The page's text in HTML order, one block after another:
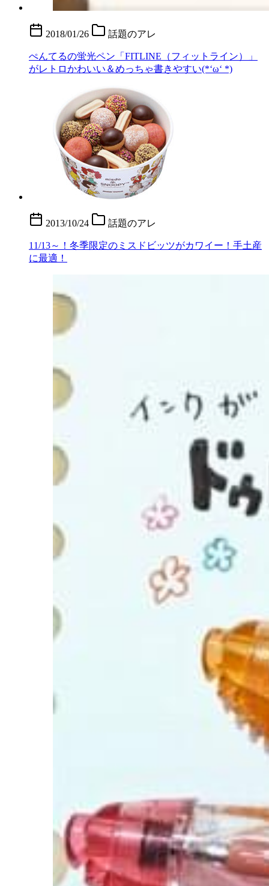
2018/01/26 話題のアレ
ぺんてるの蛍光ペン「FITLINE（フィットライン）」
がレトロかわいい＆めっちゃ書きやすい(*‘ω‘ *)
2013/10/24 話題のアレ
11/13～！冬季限定のミスドビッツがカワイー！手土産
に最適！